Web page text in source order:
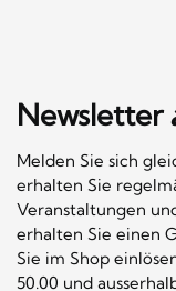
Newsletter
Melden Sie sich
erhalten Sie
Veranstaltungen
erhalten Sie einen
Sie im Shop
50.00 und